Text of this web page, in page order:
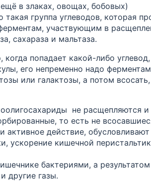
ещё в злаках, овощах, бобовых)
такая группа углеводов, которая
участвующим в
, сахараза и мальтаза.
когда попадает какой-либо углевод,
его непременно надо
или галактозы, а потом всосать,
не расщепляются и
то есть не
активное действие,
ускорение кишечной
бактериями, а
и другие газы.